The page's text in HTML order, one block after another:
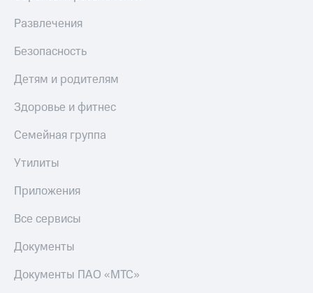
Развлечения
Безопасность
Детям и родителям
Здоровье и фитнес
Семейная группа
Утилиты
Приложения
Все сервисы
Документы
Документы ПАО «МТС»